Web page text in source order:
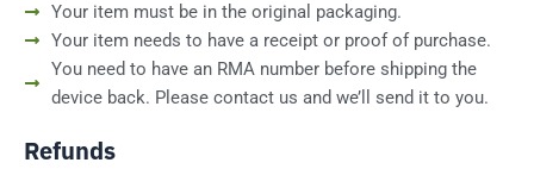
Your item must be in the original packaging.
Your item needs to have a receipt or proof of purchase.
You need to have an RMA number before shipping the
device back. Please contact us and we’ll send it to you.
Refunds